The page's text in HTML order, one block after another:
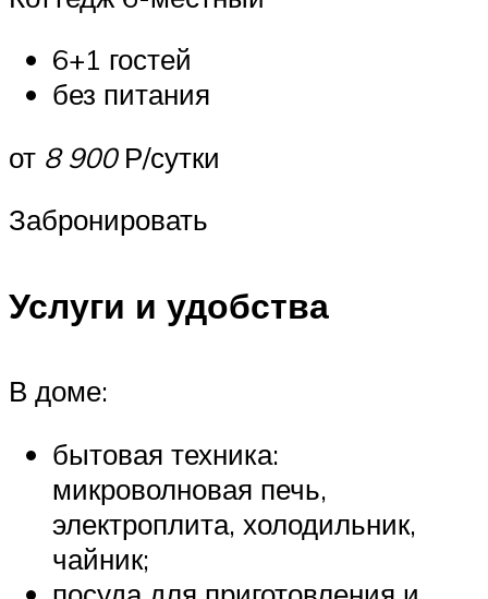
6+1 гостей
без питания
от 8 900Р/сутки
Забронировать
Услуги и удобства
В доме:
бытовая техника:
микроволновая печь,
электроплита, холодильник,
чайник;